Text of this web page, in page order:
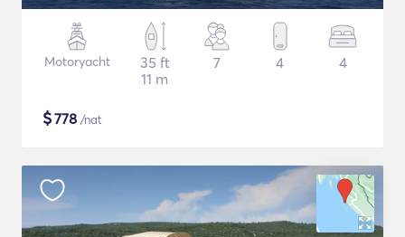
Motoryacht
35 ft
11 m
7 4 4
$778 /nat